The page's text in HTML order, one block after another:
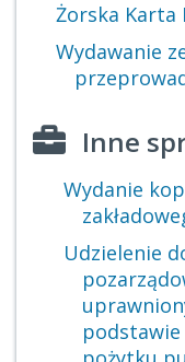
Żorska Karta
Wydawanie
Inne
Wydanie
Udzielenie
podstawie